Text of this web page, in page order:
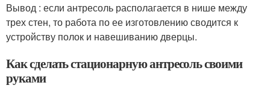
Вывод : если антресоль располагается в нише между
трех стен, то работа по ее изготовлению сводится к
устройству полок и навешиванию дверцы.
Как сделать стационарную антресоль своими
руками